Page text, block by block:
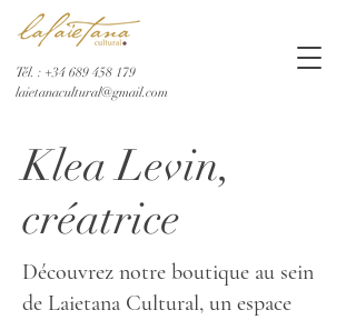
Tél. : +34 689 458 179
laietanacultural@gmail.com
Klea Levin,
créatrice
Découvrez notre boutique au sein
de Laietana Cultural, un espace